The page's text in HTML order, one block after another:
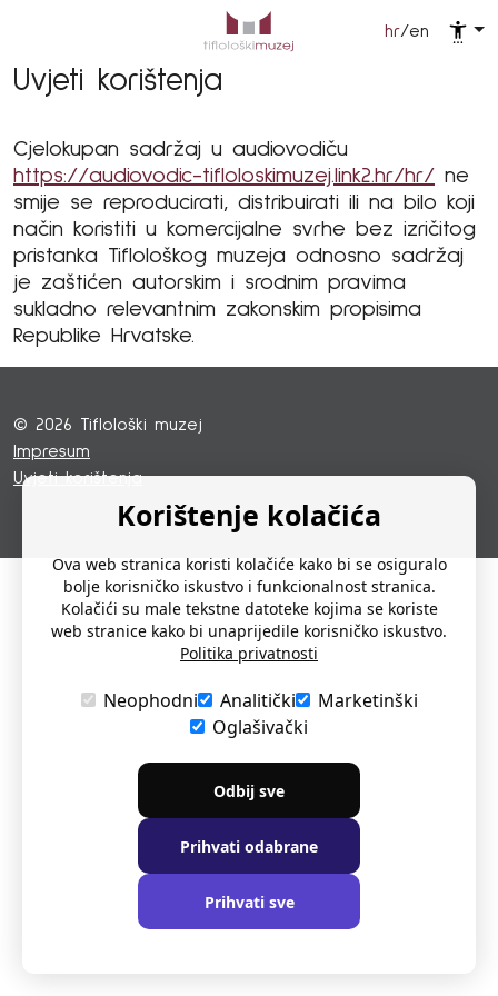
hr/en
Uvjeti korištenja
Cjelokupan sadržaj u audiovodiču
https://audiovodic-tifloloskimuzej.link2.hr/hr/ ne
smije se reproducirati, distribuirati ili na bilo koji
način koristiti u komercijalne svrhe bez izričitog
pristanka Tiflološkog muzeja odnosno sadržaj
je zaštićen autorskim i srodnim pravima
sukladno relevantnim zakonskim propisima
Republike Hrvatske.
© 2026 Tiflološki muzej
Impresum
Uvjeti korištenja
Korištenje kolačića
Ova web stranica koristi kolačiće kako bi se osiguralo
bolje korisničko iskustvo i funkcionalnost stranica.
Kolačići su male tekstne datoteke kojima se koriste
web stranice kako bi unaprijedile korisničko iskustvo.
Politika privatnosti
Neophodni Analitički
Marketinški
Oglašivački
Odbij sve
Prihvati odabrane
Prihvati sve